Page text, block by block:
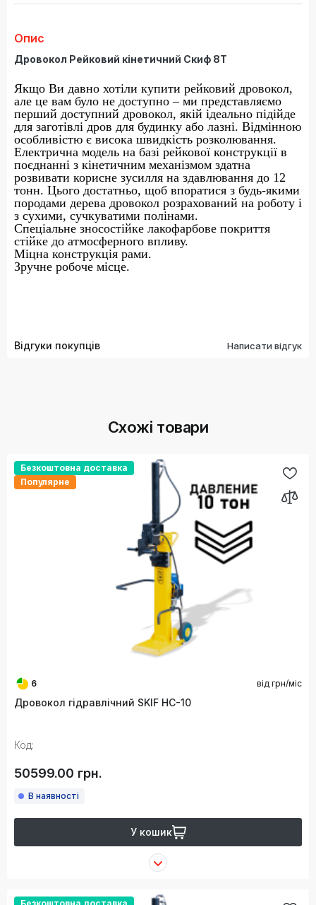
Опис
Дровокол Рейковий кінетичний Скиф 8Т
Якщо Ви давно хотіли купити рейковий дровокол,
але це вам було не доступно – ми представляємо
перший доступний дровокол, якій ідеально підійде
для заготівлі дров для будинку або лазні. Відмінною
особливістю є висока швидкість розколювання.
Електрична модель на базі рейкової конструкції в
поєднанні з кінетичним механізмом здатна
розвивати корисне зусилля на здавлювання до 12
тонн. Цього достатньо, щоб впоратися з будь-якими
породами дерева дровокол розрахований на роботу і
з сухими, сучкуватими полінами.
Спеціальне зносостійке лакофарбове покриття
стійке до атмосферного впливу.
Міцна конструкція рами.
Зручне робоче місце.
Відгуки покупців Написати відгук
Схожі товари
Безкоштовна доставка
Популярне
6 від грн/міс
Дровокол гідравлічний SKIF HC-10
Код:
50599.00 грн.
В наявності
У кошик